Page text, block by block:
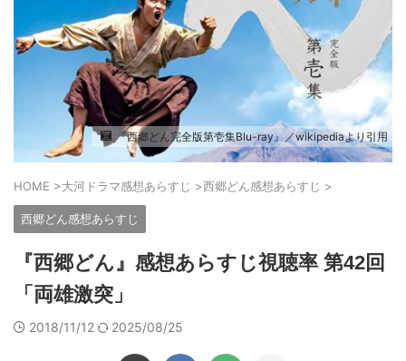
『西郷どん完全版第壱集Blu-ray』／wikipediaより引用
HOME >大河ドラマ感想あらすじ >西郷どん感想あらすじ >
西郷どん感想あらすじ
『西郷どん』感想あらすじ視聴率 第42回
「両雄激突」
2018/11/12 2025/08/25